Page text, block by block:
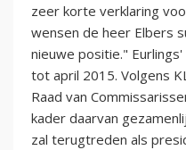
zeer korte verklaring
wensen de heer Elbers
nieuwe positie."
tot april 2015. Volgens
Raad van
kader daarvan
zal terugtreden als